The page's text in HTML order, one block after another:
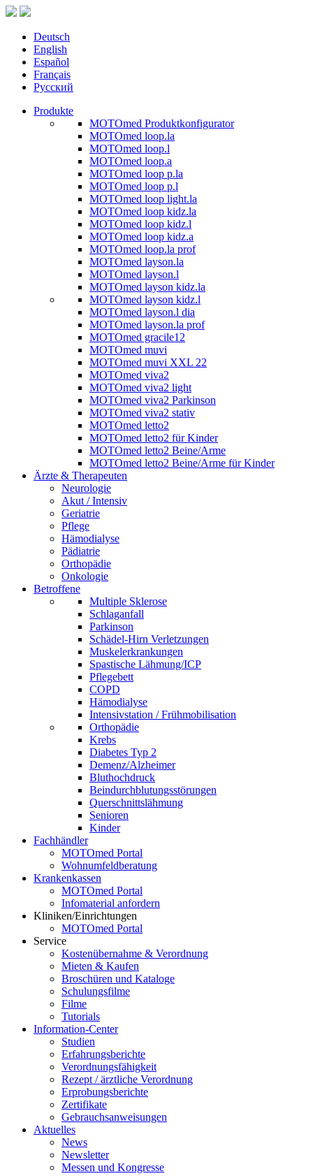
Deutsch
English
Español
Français
Русский
Produkte
MOTOmed Produktkonfigurator
MOTOmed loop.la
MOTOmed loop.l
MOTOmed loop.a
MOTOmed loop p.la
MOTOmed loop p.l
MOTOmed loop light.la
MOTOmed loop kidz.la
MOTOmed loop kidz.l
MOTOmed loop kidz.a
MOTOmed loop.la prof
MOTOmed layson.la
MOTOmed layson.l
MOTOmed layson kidz.la
MOTOmed layson kidz.l
MOTOmed layson.l dia
MOTOmed layson.la prof
MOTOmed gracile12
MOTOmed muvi
MOTOmed muvi XXL 22
MOTOmed viva2
MOTOmed viva2 light
MOTOmed viva2 Parkinson
MOTOmed viva2 stativ
MOTOmed letto2
MOTOmed letto2 für Kinder
MOTOmed letto2 Beine/Arme
MOTOmed letto2 Beine/Arme für Kinder
Ärzte & Therapeuten
Neurologie
Akut / Intensiv
Geriatrie
Pflege
Hämodialyse
Pädiatrie
Orthopädie
Onkologie
Betroffene
Multiple Sklerose
Schlaganfall
Parkinson
Schädel-Hirn Verletzungen
Muskelerkrankungen
Spastische Lähmung/ICP
Pflegebett
COPD
Hämodialyse
Intensivstation / Frühmobilisation
Orthopädie
Krebs
Diabetes Typ 2
Demenz/Alzheimer
Bluthochdruck
Beindurchblutungsstörungen
Querschnittslähmung
Senioren
Kinder
Fachhändler
MOTOmed Portal
Wohnumfeldberatung
Krankenkassen
MOTOmed Portal
Infomaterial anfordern
Kliniken/Einrichtungen
MOTOmed Portal
Service
Kostenübernahme & Verordnung
Mieten & Kaufen
Broschüren und Kataloge
Schulungsfilme
Filme
Tutorials
Information-Center
Studien
Erfahrungsberichte
Verordnungsfähigkeit
Rezept / ärztliche Verordnung
Erprobungsberichte
Zertifikate
Gebrauchsanweisungen
Aktuelles
News
Newsletter
Messen und Kongresse